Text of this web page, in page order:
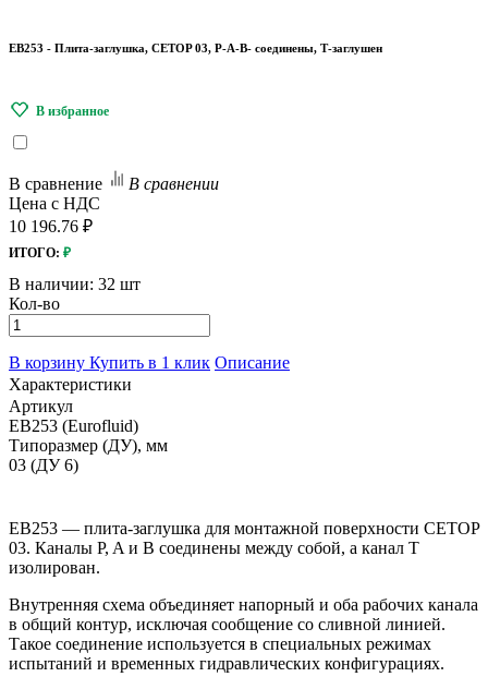
EB253 - Плита-заглушка, CETOP 03, P-A-B- соединены, Т-заглушен
В сравнение
В сравнении
Цена с НДС
10 196.76 ₽
ИТОГО: ₽
В наличии: 32 шт
Кол-во
В корзину Купить в 1 клик Описание
Характеристики
Артикул
EB253 (Eurofluid)
Типоразмер (ДУ), мм
03 (ДУ 6)
EB253 — плита-заглушка для монтажной поверхности CETOP
03. Каналы P, A и B соединены между собой, а канал T
изолирован.
Внутренняя схема объединяет напорный и оба рабочих канала
в общий контур, исключая сообщение со сливной линией.
Такое соединение используется в специальных режимах
испытаний и временных гидравлических конфигурациях.